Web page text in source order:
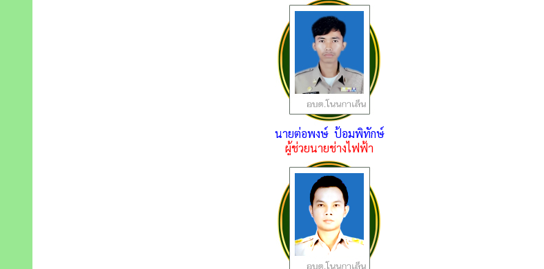
นายต่อพงษ์ ป้อมพิทักษ์
ผู้ช่วยนายช่างไฟฟ้า